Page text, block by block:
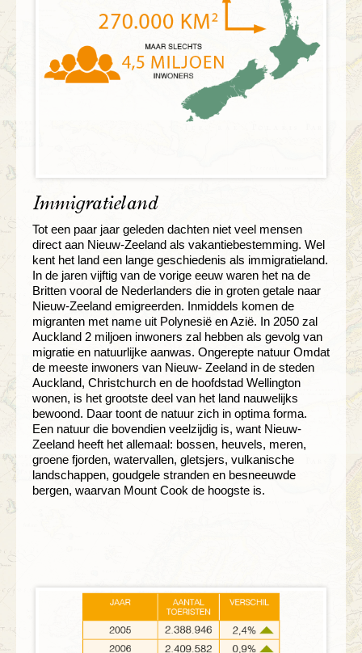
Immigratieland
Tot een paar jaar geleden dachten niet veel mensen
direct aan Nieuw-Zeeland als vakantiebestemming. Wel
kent het land een lange geschiedenis als immigratieland.
In de jaren vijftig van de vorige eeuw waren het na de
Britten vooral de Nederlanders die in groten getale naar
Nieuw-Zeeland emigreerden. Inmiddels komen de
migranten met name uit Polynesië en Azië. In 2050 zal
Auckland 2 miljoen inwoners zal hebben als gevolg van
migratie en natuurlijke aanwas. Ongerepte natuur Omdat
de meeste inwoners van Nieuw- Zeeland in de steden
Auckland, Christchurch en de hoofdstad Wellington
wonen, is het grootste deel van het land nauwelijks
bewoond. Daar toont de natuur zich in optima forma.
Een natuur die bovendien veelzijdig is, want Nieuw-
Zeeland heeft het allemaal: bossen, heuvels, meren,
groene fjorden, watervallen, gletsjers, vulkanische
landschappen, goudgele stranden en besneeuwde
bergen, waarvan Mount Cook de hoogste is.